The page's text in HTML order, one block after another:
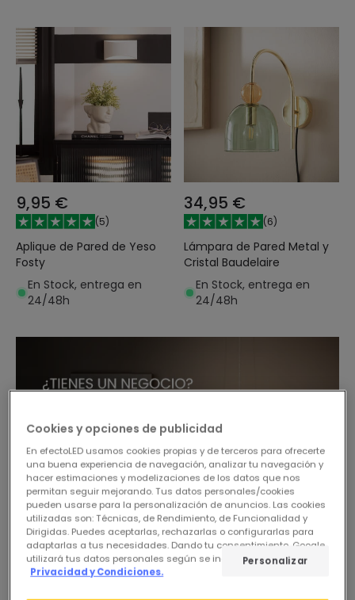
9,95 €
(5)
Aplique de Pared de Yeso
Fosty
En Stock, entrega en
24/48h
34,95 €
(6)
Lámpara de Pared Metal y
Cristal Baudelaire
En Stock, entrega en
24/48h
Cookies y opciones de publicidad
En efectoLED usamos cookies propias y de terceros para ofrecerte
una buena experiencia de navegación, analizar tu navegación y
hacer estimaciones y modelizaciones de los datos que nos
permitan seguir mejorando. Tus datos personales/cookies
pueden usarse para la personalización de anuncios. Las cookies
utilizadas son: Técnicas, de Rendimiento, de Funcionalidad y
Dirigidas. Puedes aceptarlas, rechazarlas o configurarlas para
adaptarlas a tus necesidades. Dando tu consentimiento, Google
utilizará tus datos personales según se indica en su sitio de
Privacidad y Condiciones.
Personalizar